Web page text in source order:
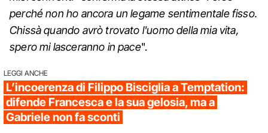
perché non ho ancora un legame sentimentale fisso.
Chissà quando avrò trovato l'uomo della mia vita,
spero mi lasceranno in pace".
LEGGI ANCHE
L’incoerenza di Filippo Bisciglia a Temptation:
difende Francesca e la sua gelosia, ma a
Gabriele non fa sconti